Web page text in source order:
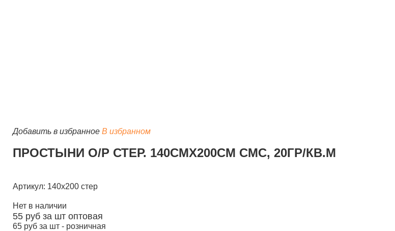
Добавить в избранное В избранном
ПРОСТЫНИ О/Р СТЕР. 140СМХ200СМ СМС, 20ГР/КВ.М
Артикул: 140х200 стер
Нет в наличии
55 руб за шт оптовая
65 руб за шт - розничная